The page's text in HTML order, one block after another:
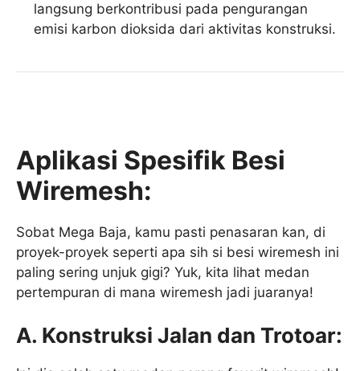
langsung berkontribusi pada pengurangan
emisi karbon dioksida dari aktivitas konstruksi.
Aplikasi Spesifik Besi
Wiremesh:
Sobat Mega Baja, kamu pasti penasaran kan, di
proyek-proyek seperti apa sih si besi wiremesh ini
paling sering unjuk gigi? Yuk, kita lihat medan
pertempuran di mana wiremesh jadi juaranya!
A. Konstruksi Jalan dan Trotoar: